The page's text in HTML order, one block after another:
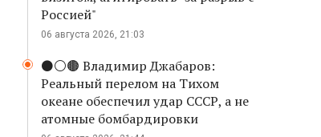
Россией"
06 августа 2026, 21:03
⚫️⚪️🟤 Владимир Джабаров:
Реальный перелом на Тихом
океане обеспечил удар СССР, а не
атомные бомбардировки